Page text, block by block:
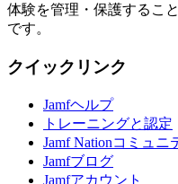
体験を管理・保護するこ
です。
クイックリンク
Jamfヘルプ
トレーニングと認定
Jamf Nationコミュニ
Jamfブログ
Jamfアカウント